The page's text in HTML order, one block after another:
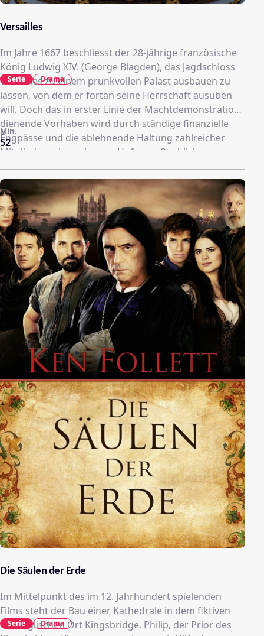
Versailles
Im Jahre 1667 beschliesst der 28-jährige französische
König Ludwig XIV. (George Blagden), das Jagdschloss
Versailles zu einem prunkvollen Palast ausbauen zu
lassen, von dem er fortan seine Herrschaft ausüben
will. Doch das in erster Linie der Machtdemonstration
dienende Vorhaben wird durch ständige finanzielle
Engpässe und die ablehnende Haltung zahlreicher
Mitglieder seines eigenen Hofes maßgeblich
erschwert. Inmitten diverser Intrigen versucht Ludwig,
das Bauprojekt aber dennoch mit eiserner Hand
voranzutreiben. Doch muss er sich abseits dessen
auch mit seinem bei wichtigen Prozessen meist
aufsässigen jüngeren Bruder Philipp I. d'Orleans
(Alexander Vlahos) auseinandersetzen, der selbst nach
Ruhm und Einfluss strebt und mit dessen Frau der
König ein leidenschaftliches Verhältnis hat.
52
Min.
Serie Drama
Die Säulen der Erde
Im Mittelpunkt des im 12. Jahrhundert spielenden
Films steht der Bau einer Kathedrale in dem fiktiven
südenglischen Ort Kingsbridge. Philip, der Prior des
Serie Drama